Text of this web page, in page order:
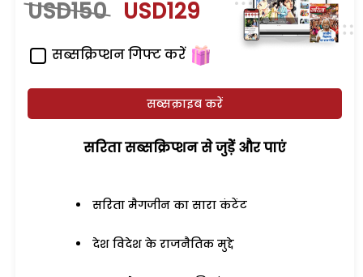
USD150 USD129
सब्सक्रिप्शन गिफ्ट करें
सब्सक्राइब करें
सरिता सब्सक्रिप्शन से जुड़ेें और पाएं
सरिता मैगजीन का सारा कंटेंट
देश विदेश के राजनैतिक मुद्दे